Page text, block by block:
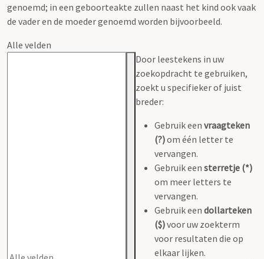
genoemd; in een geboorteakte zullen naast het kind ook vaak
de vader en de moeder genoemd worden bijvoorbeeld.
Alle velden
Door leestekens in uw
zoekopdracht te gebruiken,
zoekt u specifieker of juist
breder:
Gebruik een vraagteken
(?)om één letter te
vervangen.
Gebruik een sterretje (*)
om meer letters te
vervangen.
Gebruik een dollarteken
($)voor uw zoekterm
voor resultaten die op
elkaar lijken.